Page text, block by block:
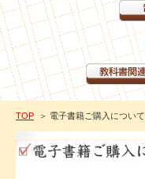
TOP ＞ 電子書籍ご購入について